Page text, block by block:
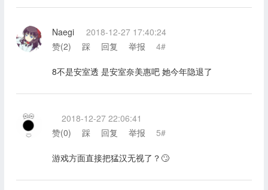
Naegi
2018-12-27 17:40:24
赞(2) 踩 回复 举报 4#
8不是安室透 是安室奈美惠吧 她今年隐退了
2018-12-27 22:06:41
赞(0) 踩 回复 举报 5#
游戏方面直接把猛汉无视了？🙄